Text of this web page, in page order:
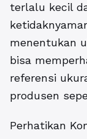
terlalu kecil
menentukan
bisa
referensi
produsen
Perhatikan